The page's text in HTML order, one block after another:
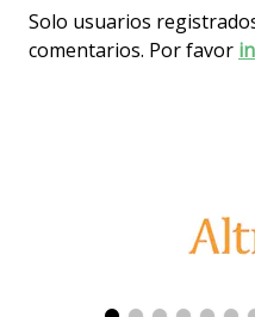
Solo usuarios
comentarios. Por favor